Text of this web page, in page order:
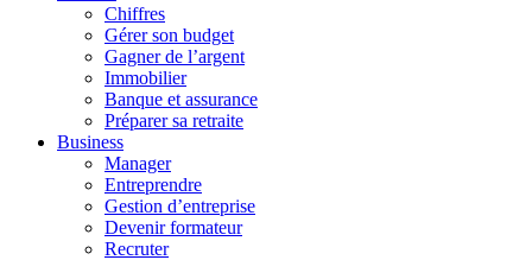
Chiffres
Gérer son budget
Gagner de l’argent
Immobilier
Banque et assurance
Préparer sa retraite
Business
Manager
Entreprendre
Gestion d’entreprise
Devenir formateur
Recruter